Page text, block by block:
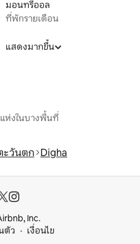
มอนทรีออล
ที่พักรายเดือน
แสดงมากขึ้น
ห่งในบางพื้นที่
ะวันตก Digha
Inc.
ตัว
เงื่อนไข